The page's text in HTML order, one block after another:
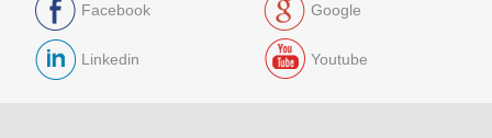
Facebook Google
Linkedin Youtube